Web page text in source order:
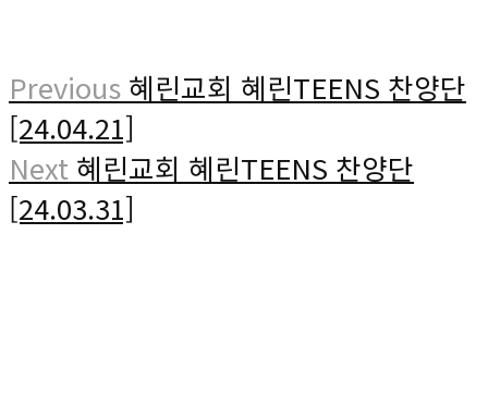
Previous 혜린교회 혜린TEENS 찬양단
[24.04.21]
Next 혜린교회 혜린TEENS 찬양단
[24.03.31]